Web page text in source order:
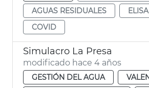
AGUAS RESIDUALES
COVID
Simulacro La Presa
modificado hace 4 años
GESTIÓN DEL AGUA